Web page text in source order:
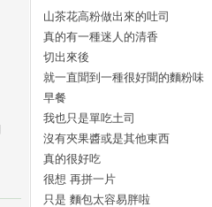
山茶花高粉做出來的吐司
真的有一種迷人的清香
切出來後
就一直聞到一種很好聞的麵粉味
早餐
我也只是單吃土司
沒有夾果醬或是其他東西
真的很好吃
很想 再拼一片
只是 麵包太容易胖啦